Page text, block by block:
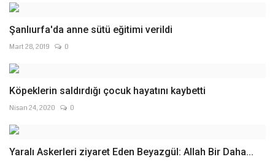
Şanlıurfa'da anne sütü eğitimi verildi
Mart 28, 2019 0
Köpeklerin saldırdığı çocuk hayatını kaybetti
Nisan 24, 2020 0
Yaralı Askerleri ziyaret Eden Beyazgül: Allah Bir Daha...